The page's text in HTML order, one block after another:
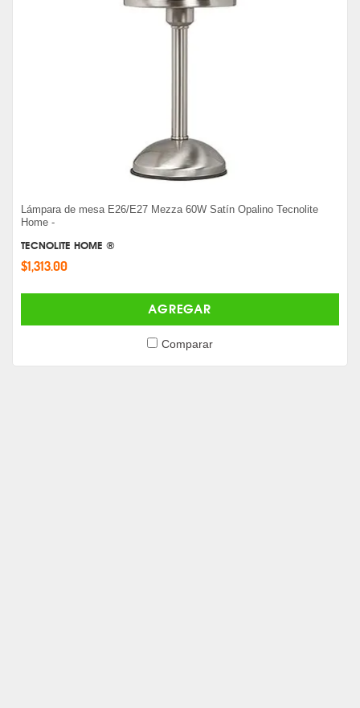
Lámpara de mesa E26/E27 Mezza 60W Satín Opalino Tecnolite
Home -
TECNOLITE HOME ®
$1,313.00
AGREGAR
Comparar